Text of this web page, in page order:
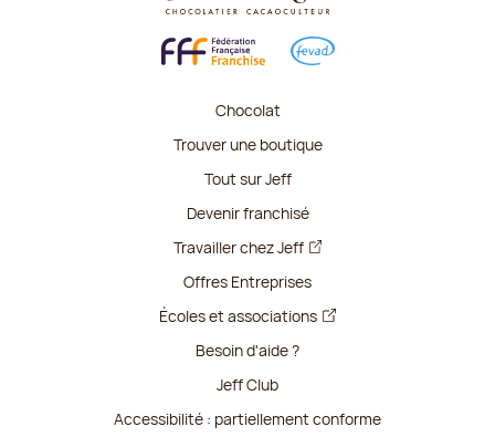
Chocolat
Trouver une boutique
Tout sur Jeff
Devenir franchisé
Travailler chez Jeff
Offres Entreprises
Écoles et associations
Besoin d'aide ?
Jeff Club
Accessibilité : partiellement conforme